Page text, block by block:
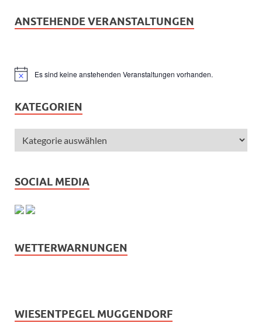
ANSTEHENDE VERANSTALTUNGEN
HinweisEs sind keine anstehenden Veranstaltungen vorhanden.
KATEGORIEN
SOCIAL MEDIA
WETTERWARNUNGEN
WIESENTPEGEL MUGGENDORF